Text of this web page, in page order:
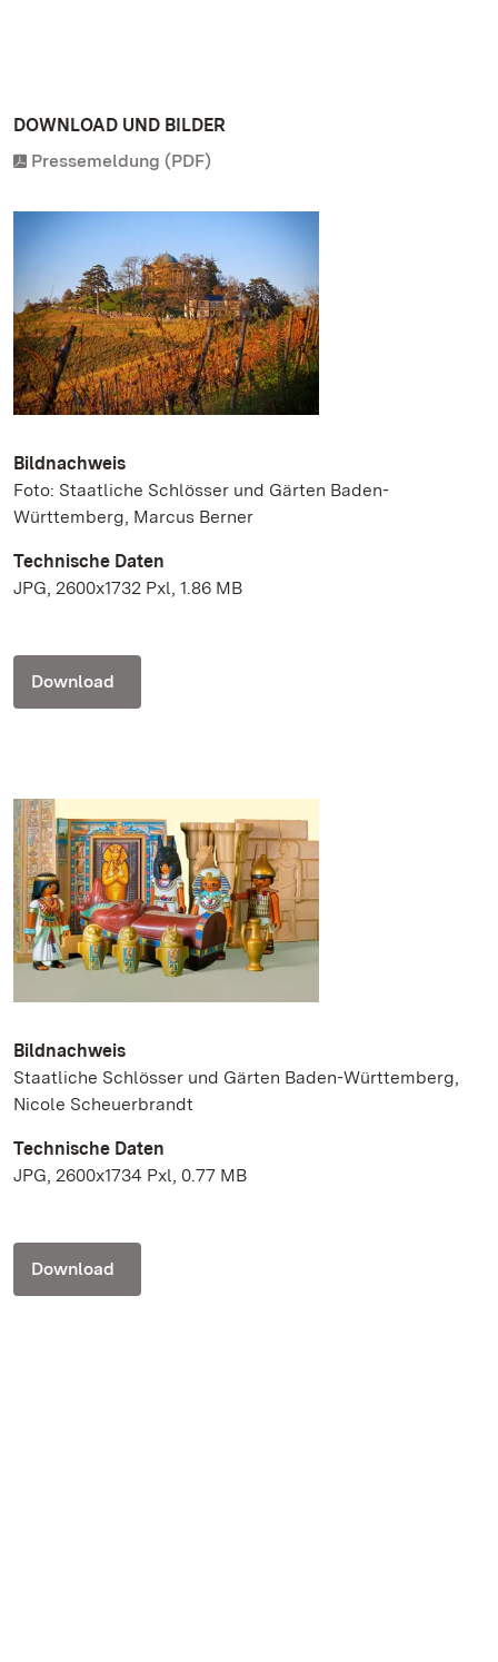
DOWNLOAD UND BILDER
Pressemeldung (PDF)
Bildnachweis
Foto: Staatliche Schlösser und Gärten Baden-
Württemberg, Marcus Berner
Technische Daten
JPG, 2600x1732 Pxl, 1.86 MB
Download
Bildnachweis
Staatliche Schlösser und Gärten Baden-Württemberg,
Nicole Scheuerbrandt
Technische Daten
JPG, 2600x1734 Pxl, 0.77 MB
Download